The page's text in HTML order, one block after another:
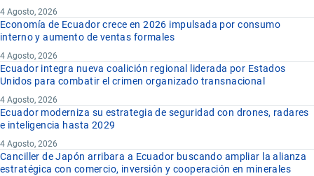
4 Agosto, 2026
Economía de Ecuador crece en 2026 impulsada por consumo
interno y aumento de ventas formales
4 Agosto, 2026
Ecuador integra nueva coalición regional liderada por Estados
Unidos para combatir el crimen organizado transnacional
4 Agosto, 2026
Ecuador moderniza su estrategia de seguridad con drones, radares
e inteligencia hasta 2029
4 Agosto, 2026
Canciller de Japón arribara a Ecuador buscando ampliar la alianza
estratégica con comercio, inversión y cooperación en minerales